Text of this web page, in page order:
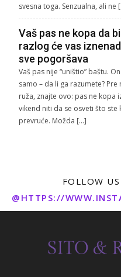
svesna toga. Senzualna, ali ne
Vaš pas ne kopa da
razlog će vas
sve pogoršava
Vaš pas nije “uništio” baštu.
samo – da li ga razumete?
ruža, znajte ovo: pas ne kopa
vikend niti da se osveti što ste
prevruće. Možda […]
FOLLOW